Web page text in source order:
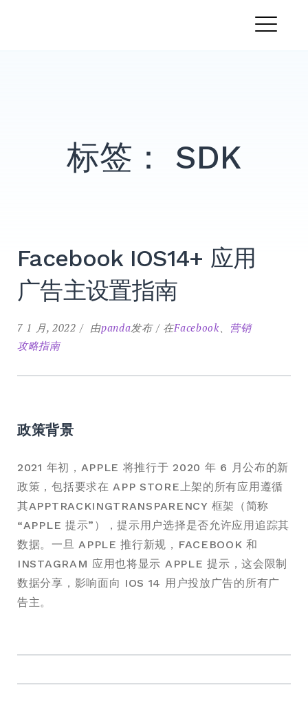
标签： SDK
Facebook IOS14+ 应用
广告主设置指南
7 1 月, 2022 由panda发布 在Facebook、 营销
攻略指南
政策背景
2021 年初，APPLE 将推行于 2020 年 6 月公布的新
政策，包括要求在 APP STORE上架的所有应用遵循
其APPTRACKINGTRANSPARENCY 框架（简称
“APPLE 提示”），提示用户选择是否允许应用追踪其
数据。一旦 APPLE 推行新规，FACEBOOK 和
INSTAGRAM 应用也将显示 APPLE 提示，这会限制
数据分享，影响面向 IOS 14 用户投放广告的所有广
告主。